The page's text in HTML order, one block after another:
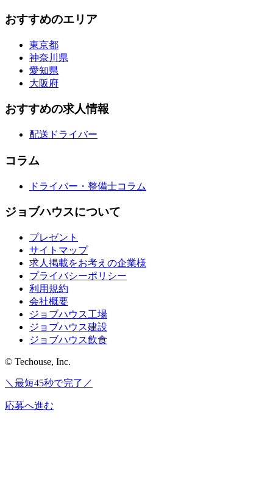
おすすめのエリア
東京都
神奈川県
愛知県
大阪府
おすすめの求人情報
配送ドライバー
コラム
ドライバー・整備士コラム
ジョブハウスについて
プレゼント
サイトマップ
求人掲載をお考えの企業様
プライバシーポリシー
利用規約
会社概要
ジョブハウス工場
ジョブハウス建設
ジョブハウス飲食
© Techouse, Inc.
＼最短45秒で完了／
応募へ進む